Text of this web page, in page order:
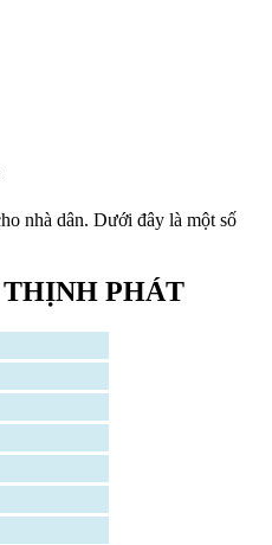
nhà dân. Dưới đây là một số
PHÁT